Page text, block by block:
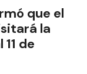
que el
la
de